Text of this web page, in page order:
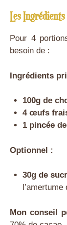
Les Ingrédients
Pour 4
besoin de :
Ingrédients
100g de
4 œufs
1 pincée de
Optionnel :
30g de
Mon conseil